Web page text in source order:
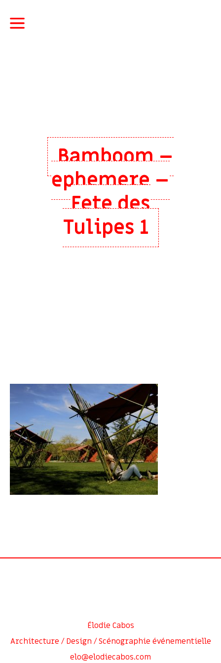
Bamboom –
ephemere –
Fete des
Tulipes 1
Élodie Cabos
Architecture / Design / Scénographie événementielle
elo@elodiecabos.com